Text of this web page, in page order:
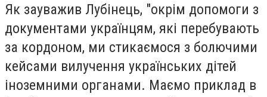
Як зауважив Лубінець, "окрім допомоги з
документами українцям, які перебувають
за кордоном, ми стикаємося з болючими
кейсами вилучення українських дітей
іноземними органами. Маємо приклад в